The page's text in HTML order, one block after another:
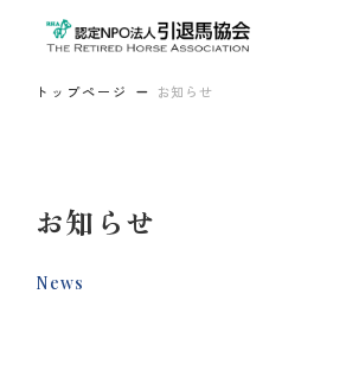
トップページ お知らせ
お知らせ
News